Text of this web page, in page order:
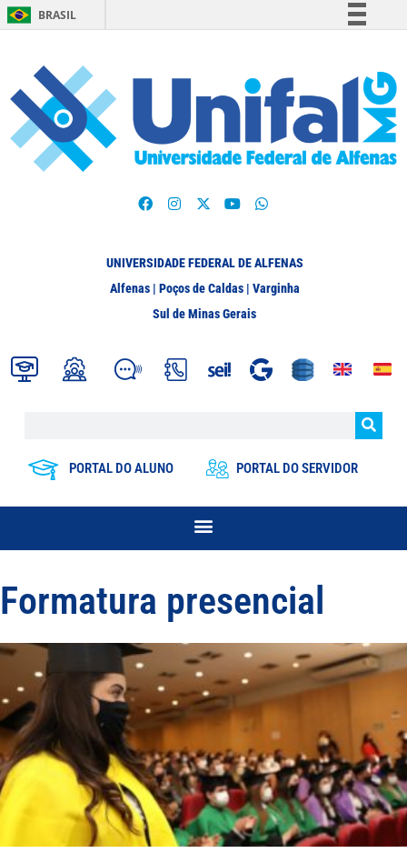
BRASIL
Participe
Acesso à informação
Legislação
UNIVERSIDADE FEDERAL DE ALFENAS
Alfenas | Poços de Caldas | Varginha
Sul de Minas Gerais
PORTAL DO ALUNO PORTAL DO SERVIDOR
Formatura presencial